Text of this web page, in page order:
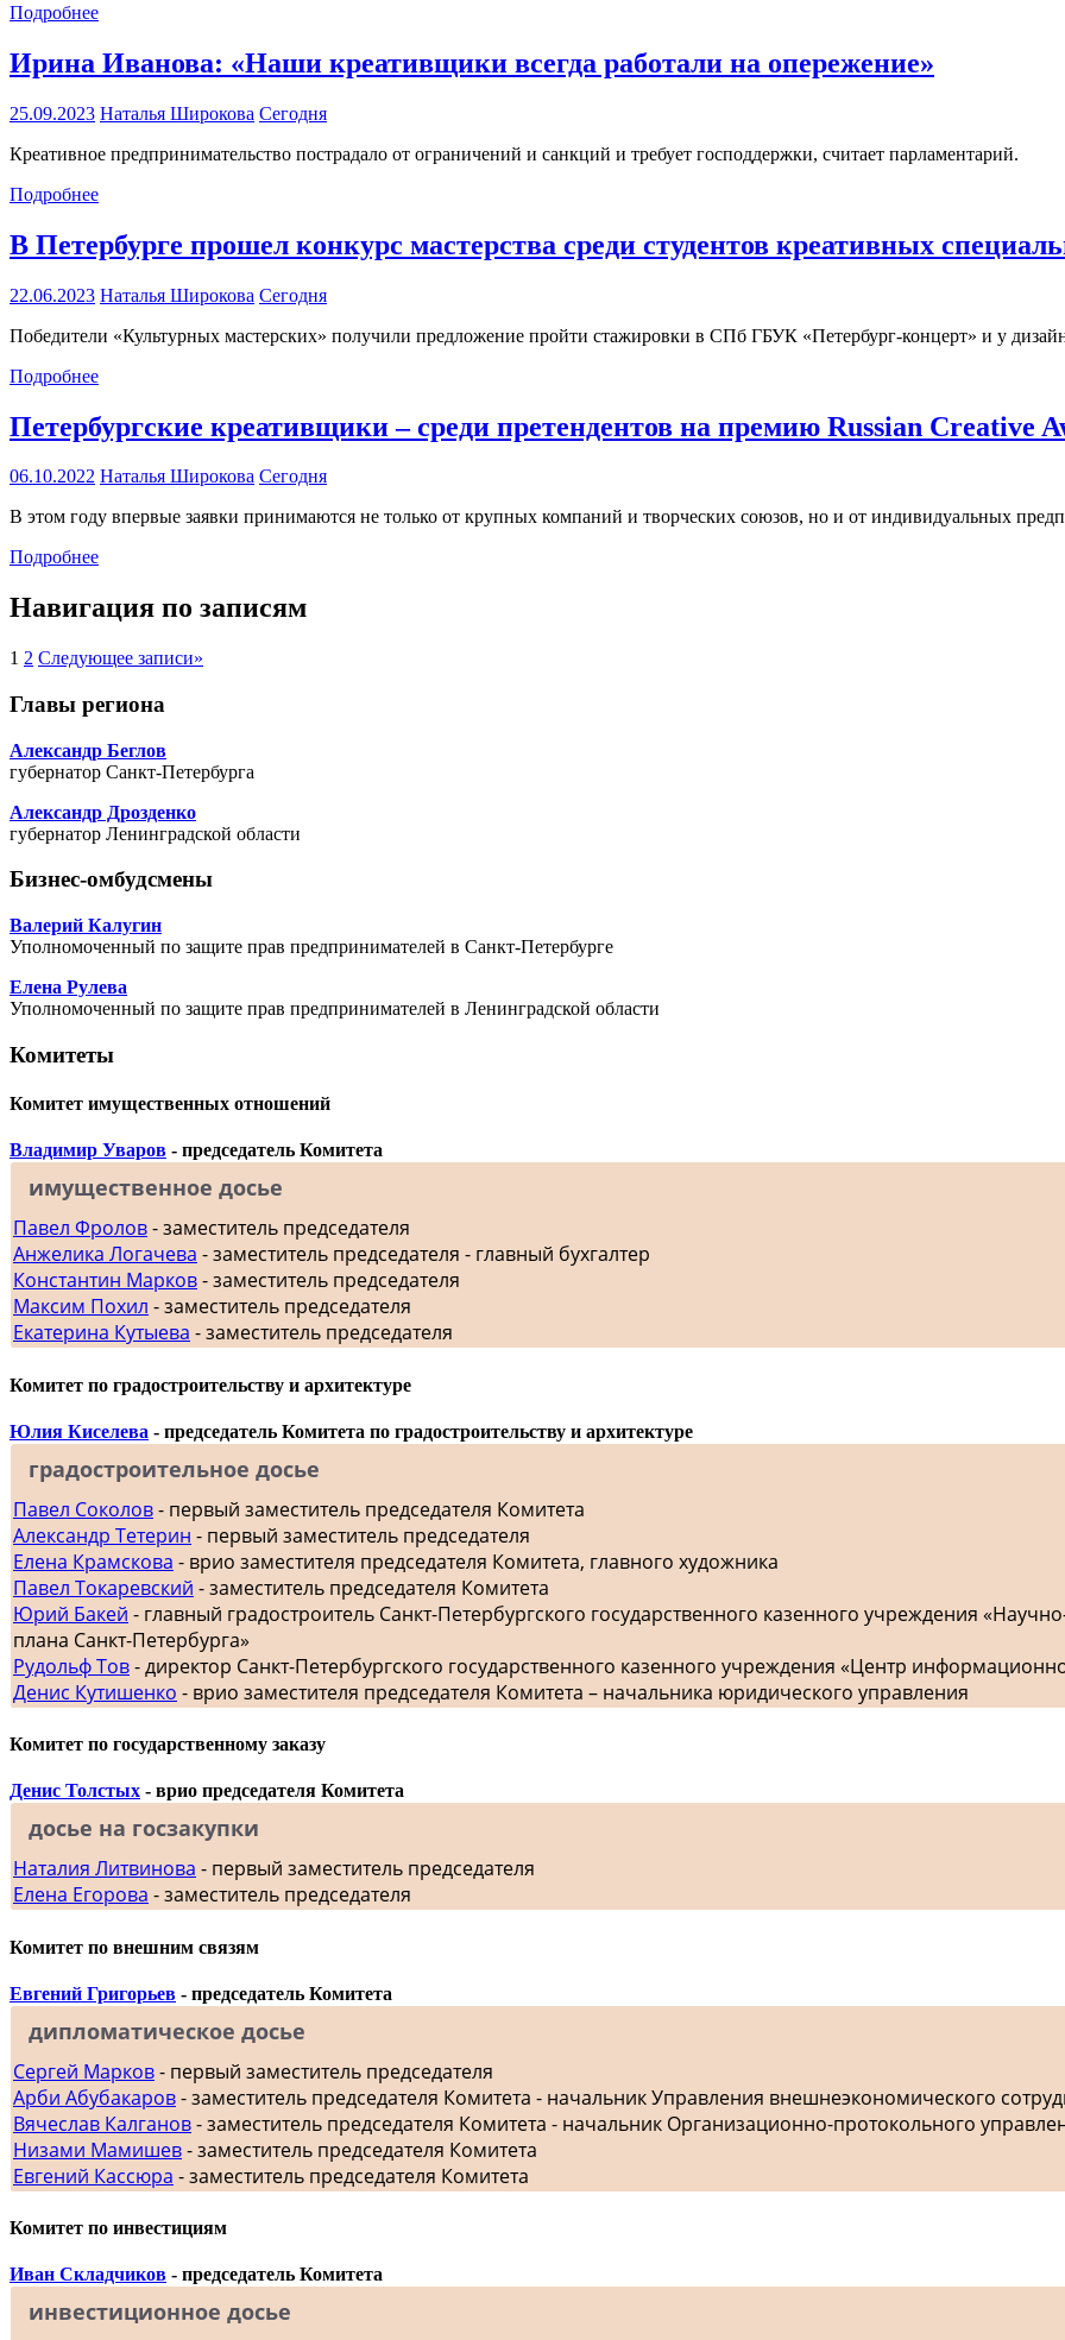
Подробнее
Ирина Иванова: «Наши креативщики всегда работали на опережение»
25.09.2023 Наталья Широкова Сегодня
Креативное предпринимательство пострадало от ограничений и санкций и требует господдержки, считает парламентарий.
Подробнее
В Петербурге прошел конкурс мастерства среди студентов креативных
22.06.2023 Наталья Широкова Сегодня
Победители «Культурных мастерских» получили предложение пройти стажировки в СПб ГБУК «Петербург-концерт» и у
Подробнее
Петербургские креативщики – среди претендентов на премию Russian Creative
06.10.2022 Наталья Широкова Сегодня
В этом году впервые заявки принимаются не только от крупных компаний и творческих союзов, но и от индивидуальных
Подробнее
Навигация по записям
1 2 Следующее записи»
Главы региона
Александр Беглов
губернатор Санкт-Петербурга
Александр Дрозденко
губернатор Ленинградской области
Бизнес-омбудсмены
Валерий Калугин
Уполномоченный по защите прав предпринимателей в Санкт-Петербурге
Елена Рулева
Уполномоченный по защите прав предпринимателей в Ленинградской области
Комитеты
Комитет имущественных отношений
Владимир Уваров - председатель Комитета
имущественное досье
Павел Фролов- заместитель председателя
Анжелика Логачева - заместитель председателя - главный бухгалтер
Константин Марков- заместитель председателя
Максим Похил - заместитель председателя
Екатерина Кутыева - заместитель председателя
Комитет по градостроительству и архитектуре
Юлия Киселева - председатель Комитета по градостроительству и архитектуре
градостроительное досье
Павел Соколов- первый заместитель председателя Комитета
Александр Тетерин - первый заместитель председателя
Елена Крамскова - врио заместителя председателя Комитета, главного художника
Павел Токаревский - заместитель председателя Комитета
Юрий Бакей - главный градостроитель Санкт-Петербургского государственного казенного учреждения
плана Санкт-Петербурга»
Рудольф Тов- директор Санкт-Петербургского государственного казенного учреждения «Центр
Денис Кутишенко - врио заместителя председателя Комитета – начальника юридического управления
Комитет по государственному заказу
Денис Толстых - врио председателя Комитета
досье на госзакупки
Наталия Литвинова - первый заместитель председателя
Елена Егорова - заместитель председателя
Комитет по внешним связям
Евгений Григорьев - председатель Комитета
дипломатическое досье
Сергей Марков- первый заместитель председателя
Арби Абубакаров- заместитель председателя Комитета - начальник Управления внешнеэкономического
Вячеслав Калганов- заместитель председателя Комитета - начальник Организационно-протокольного
Низами Мамишев- заместитель председателя Комитета
Евгений Кассюра - заместитель председателя Комитета
Комитет по инвестициям
Иван Складчиков - председатель Комитета
инвестиционное досье